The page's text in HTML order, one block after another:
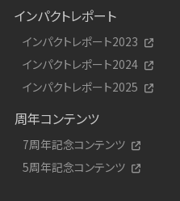
インパクトレポート
インパクトレポート2023
インパクトレポート2024
インパクトレポート2025
周年コンテンツ
7周年記念コンテンツ
5周年記念コンテンツ